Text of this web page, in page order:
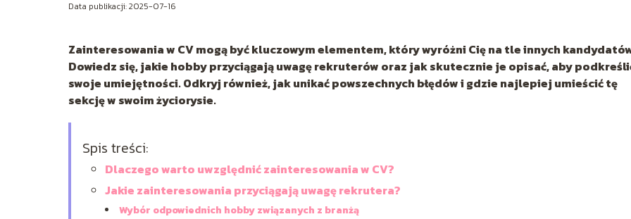
Data publikacji: 2025-07-16
Zainteresowania w CV mogą być kluczowym elementem, który wyróżni Cię na tle innych
Dowiedz się, jakie hobby przyciągają uwagę rekruterów oraz jak skutecznie je opisać, aby
swoje umiejętności. Odkryj również, jak unikać powszechnych błędów i gdzie najlepiej umieścić tę
sekcję w swoim życiorysie.
Spis treści:
Dlaczego warto uwzględnić zainteresowania w CV?
Jakie zainteresowania przyciągają uwagę rekrutera?
Wybór odpowiednich hobby związanych z branżą